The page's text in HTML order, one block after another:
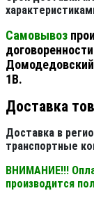
Самовывоз
1В.
Доставка
Доставка в
транспортные
ВНИМАНИЕ!!!
производится